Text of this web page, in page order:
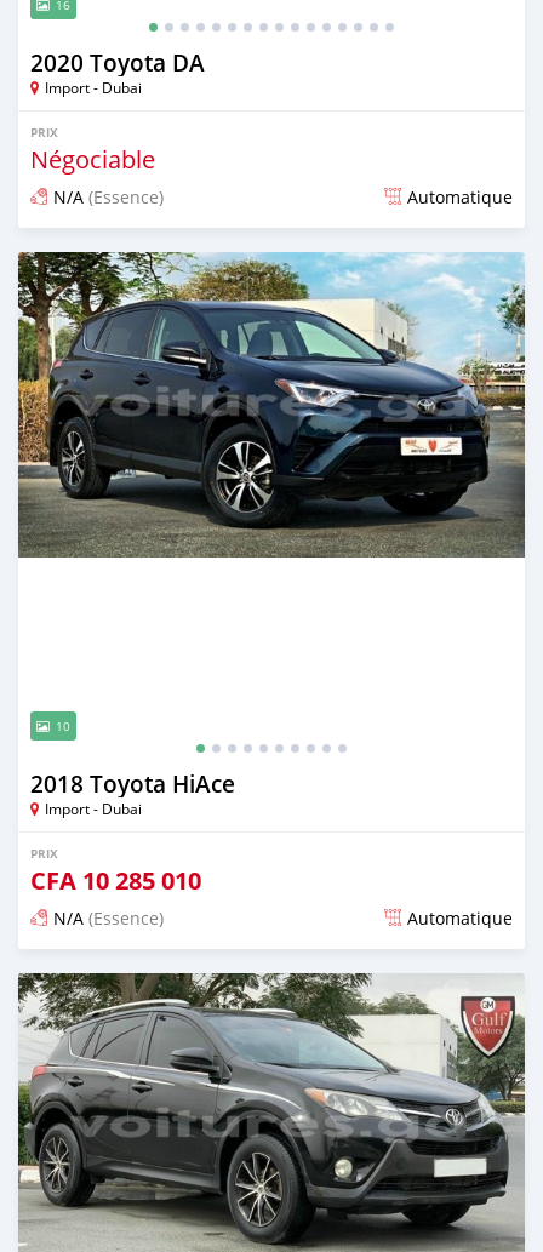
16
2020 Toyota DA
Import - Dubai
PRIX
Négociable
N/A (Essence) Automatique
Publié il y a presque 6 ans
10
2018 Toyota HiAce
Import - Dubai
PRIX
CFA 10 285 010
N/A (Essence) Automatique
Publié il y a presque 6 ans